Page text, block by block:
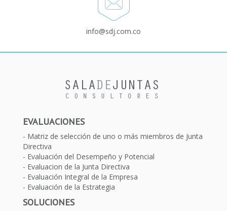
info@sdj.com.co
EVALUACIONES
Matriz de selección de uno o más miembros de Junta
Directiva
Evaluación del Desempeño y Potencial
Evaluacion de la Junta Directiva
Evaluación Integral de la Empresa
Evaluación de la Estrategia
SOLUCIONES